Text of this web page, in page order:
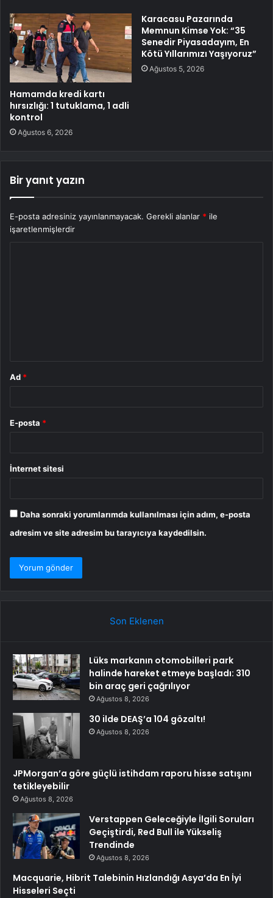
Hamamda kredi kartı
hırsızlığı: 1 tutuklama, 1 adli
kontrol
Ağustos 6, 2026
Karacasu Pazarında
Memnun Kimse Yok: “35
Senedir Piyasadayım, En
Kötü Yıllarımızı Yaşıyoruz”
Ağustos 5, 2026
Bir yanıt yazın
E-posta adresiniz yayınlanmayacak. Gerekli alanlar * ile
işaretlenmişlerdir
Ad *
E-posta *
İnternet sitesi
Daha sonraki yorumlarımda kullanılması için adım, e-posta
adresim ve site adresim bu tarayıcıya kaydedilsin.
Son Eklenen
Lüks markanın otomobilleri park
halinde hareket etmeye başladı: 310
bin araç geri çağrılıyor
Ağustos 8, 2026
30 ilde DEAŞ’a 104 gözaltı!
Ağustos 8, 2026
JPMorgan’a göre güçlü istihdam raporu hisse satışını
tetikleyebilir
Ağustos 8, 2026
Verstappen Geleceğiyle İlgili Soruları
Geçiştirdi, Red Bull ile Yükseliş
Trendinde
Ağustos 8, 2026
Macquarie, Hibrit Talebinin Hızlandığı Asya’da En İyi
Hisseleri Seçti